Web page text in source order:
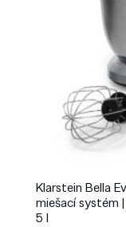
Klarstein Bella
miešací systém
5 l